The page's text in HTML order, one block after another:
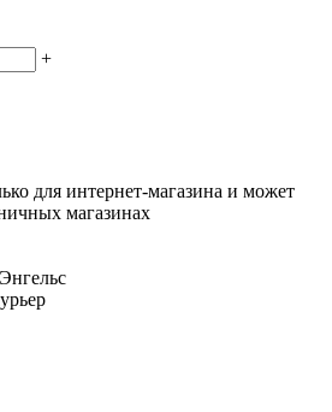
+
для интернет-магазина и может
магазинах